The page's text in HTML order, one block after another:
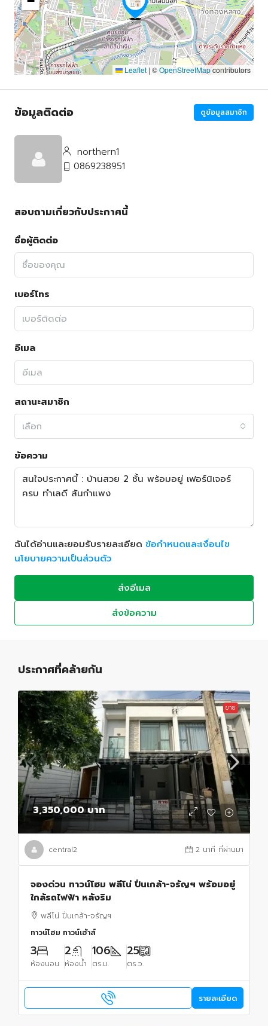
Leaflet | ©OpenStreetMapcontributors
ข้อมูลติดต่อ ดูข้อมูลสมาชิก
northern1
0869238951
สอบถามเกี่ยวกับประกาศนี้
ชื่อผู้ติดต่อ
เบอร์โทร
อีเมล
สถานะสมาชิก
เลือก
ข้อความ
ฉันได้อ่านและยอมรับรายละเอียด ข้อกำหนดและเงื่อนไข
นโยบายความเป็นส่วนตัว
ส่งอีเมล
ส่งข้อความ
ประกาศที่คล้ายกัน
ขาย
3,350,000 บาท
central2 2 นาที ที่ผ่านมา
จองด่วน ทาวน์โฮม พลีโน่ ปิ่นเกล้า-จรัญฯ พร้อมอยู่
ใกล้รถไฟฟ้า หลังริม
พลีโน่ ปิ่นเกล้า-จรัญฯ
ทาวน์โฮม ทาวน์เฮ้าส์
3
ห้องนอน
2
ห้องน้ำ
106
ตร.ม.
25
ตร.ว.
รายละเอียด